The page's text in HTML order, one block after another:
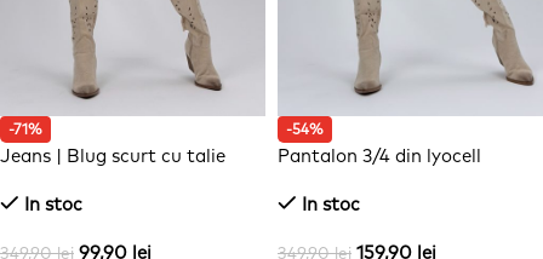
-71%
Jeans | Blug scurt cu talie
In stoc
349,90lei 99,90 lei
-54%
Pantalon 3/4 din lyocell
In stoc
349,90lei 159,90 lei